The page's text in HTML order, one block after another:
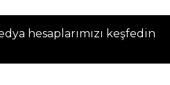
hesaplarımızı keşfedin